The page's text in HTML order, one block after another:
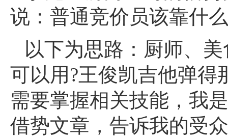
说：普通竞价员该靠什
以下为思路：厨师、
可以用?王俊凯吉他弹得
需要掌握相关技能，我
借势文章，告诉我的受